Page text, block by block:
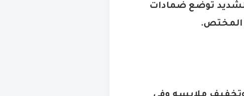
الشديد توضع ضمادات
المختص.